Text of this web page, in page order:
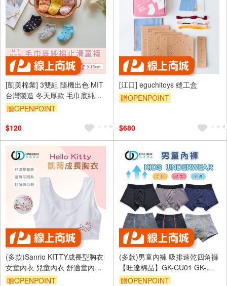
[凱美棉業] 3雙組 隨機出色 MIT
台灣製造 冬天厚款 毛巾底純棉
止滑童襪/冬襪/防滑襪/寶寶襪/保
贈OPENPOINT
$120
[江口] eguchitoys 縫工盒
贈OPENPOINT
$680
(多款)Sanrio KITTY成長型胸衣
女童內衣 兒童內衣 舒適童內衣
成長胸衣 【旺達棉品】KT-
贈OPENPOINT
(多款)男童內褲 吸排速乾四角褲
【旺達棉品】GK-CU01 GK-
CS02
贈OPENPOINT